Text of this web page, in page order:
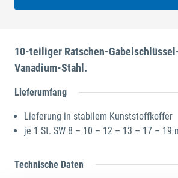
10-teiliger Ratschen-
Vanadium-Stahl.
Lieferumfang
Lieferung in stabilem Kunststoffkoffer
je 1 St. SW 8 – 10 – 12 – 13 – 17 – 19
Technische Daten